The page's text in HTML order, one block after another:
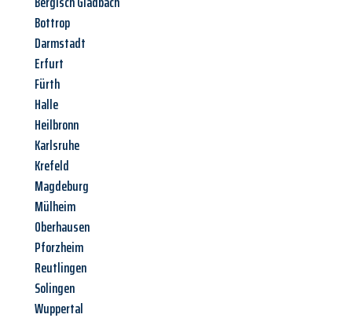
Bottrop
Darmstadt
Erfurt
Fürth
Halle
Heilbronn
Karlsruhe
Krefeld
Magdeburg
Mülheim
Oberhausen
Pforzheim
Reutlingen
Solingen
Wuppertal